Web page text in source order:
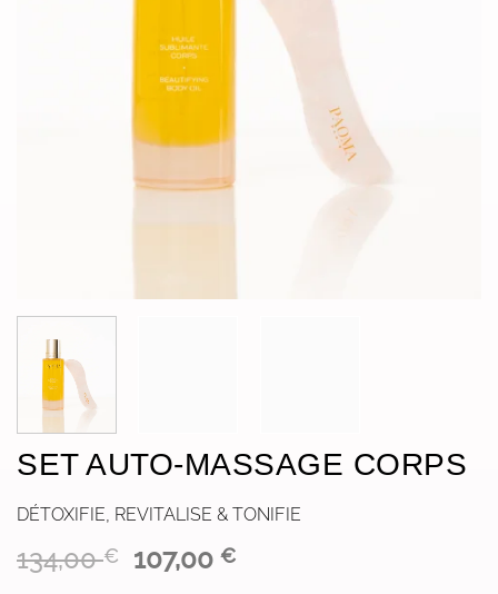
SET AUTO-MASSAGE CORPS
DÉTOXIFIE, REVITALISE & TONIFIE
134,00€
Le
107,00€Le